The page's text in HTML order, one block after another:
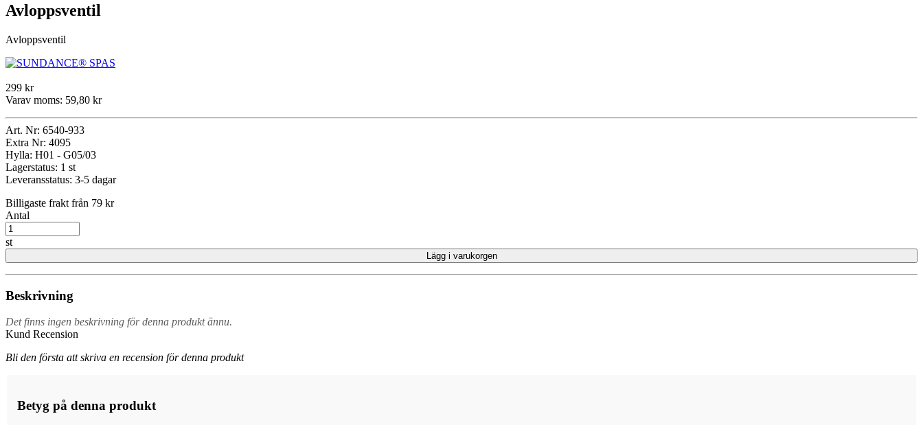
Avloppsventil
Avloppsventil
299 kr
Varav moms: 59,80 kr
Art. Nr: 6540-933
Extra Nr: 4095
Hylla: H01 - G05/03
Lagerstatus: 1 st
Leveransstatus: 3-5 dagar
Billigaste frakt från 79 kr
Antal
st
Lägg i varukorgen
Beskrivning
Det finns ingen beskrivning för denna produkt ännu.
Kund Recension
Bli den första att skriva en recension för denna produkt
Betyg på denna produkt